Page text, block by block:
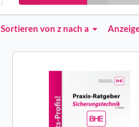
Sortieren von z nach a